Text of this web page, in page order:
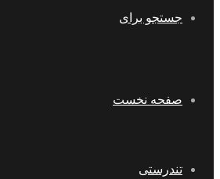
جستجو برای
صفحه نخست
تندرستی